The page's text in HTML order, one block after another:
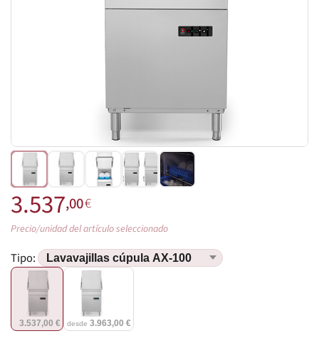
3.537,00€
Precio/unidad del artículo seleccionado
Tipo:
3.537,00 € desde 3.963,00 €